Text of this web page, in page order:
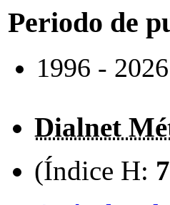
Periodo de
1996 - 2026
Dialnet
(Índice H: 7